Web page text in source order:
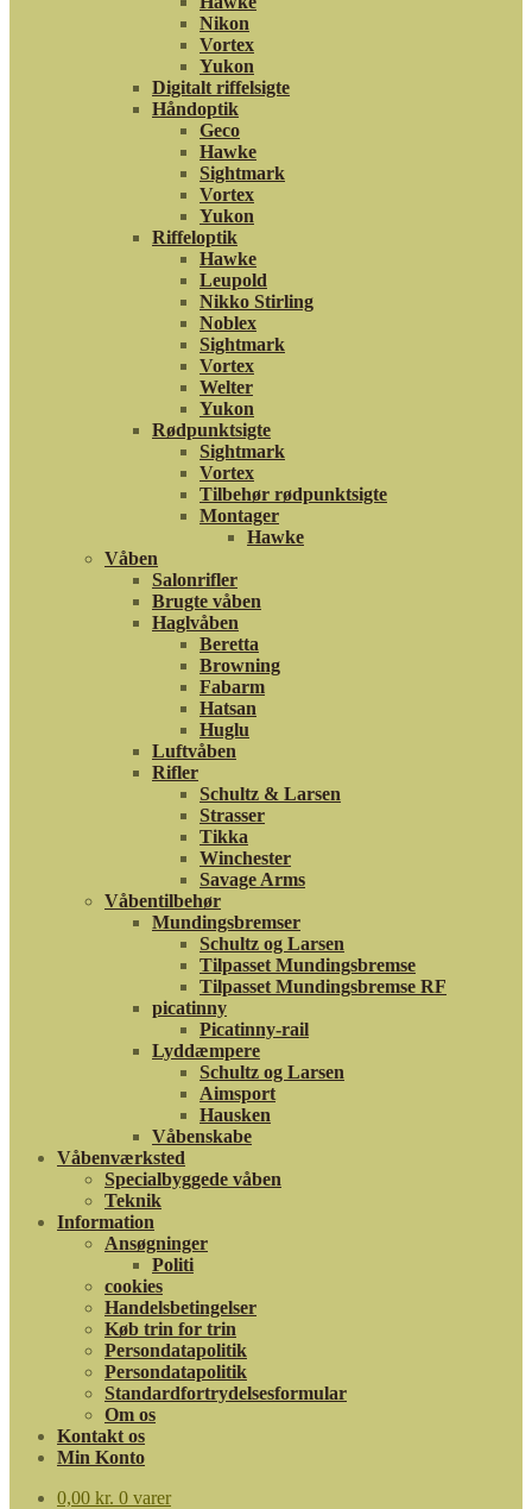
Nikon
Vortex
Yukon
Digitalt riffelsigte
Håndoptik
Geco
Hawke
Sightmark
Vortex
Yukon
Riffeloptik
Hawke
Leupold
Nikko Stirling
Noblex
Sightmark
Vortex
Welter
Yukon
Rødpunktsigte
Sightmark
Vortex
Tilbehør rødpunktsigte
Montager
Hawke
Våben
Salonrifler
Brugte våben
Haglvåben
Beretta
Browning
Fabarm
Hatsan
Huglu
Luftvåben
Rifler
Schultz & Larsen
Strasser
Tikka
Winchester
Savage Arms
Våbentilbehør
Mundingsbremser
Schultz og Larsen
Tilpasset Mundingsbremse
Tilpasset Mundingsbremse RF
picatinny
Picatinny-rail
Lyddæmpere
Schultz og Larsen
Aimsport
Hausken
Våbenskabe
Våbenværksted
Specialbyggede våben
Teknik
Information
Ansøgninger
Politi
cookies
Handelsbetingelser
Køb trin for trin
Persondatapolitik
Persondatapolitik
Standardfortrydelsesformular
Om os
Kontakt os
Min Konto
0,00 kr. 0 varer